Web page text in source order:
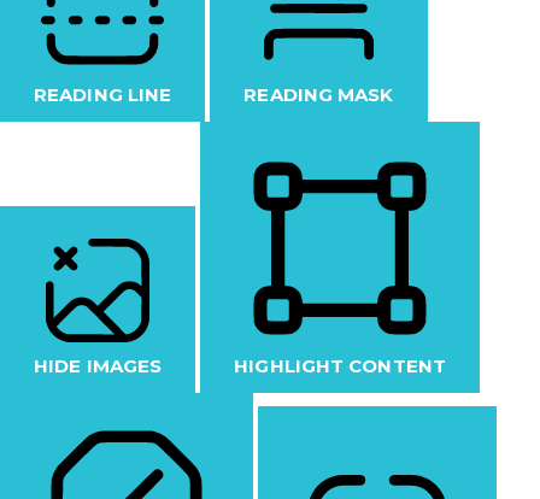
READING LINE READING MASK
HIDE IMAGES HIGHLIGHT CONTENT